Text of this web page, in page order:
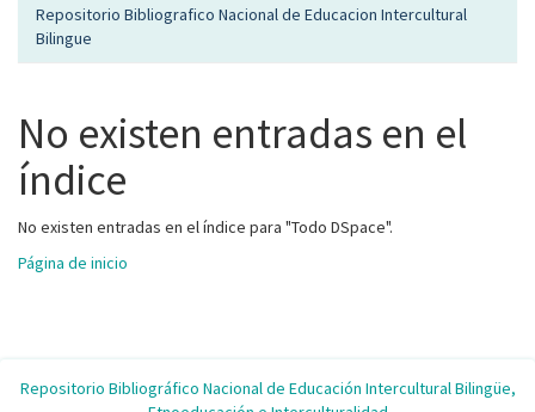
Repositorio Bibliografico Nacional de Educacion Intercultural
Bilingue
No existen entradas en el
índice
No existen entradas en el índice para "Todo DSpace".
Página de inicio
Repositorio Bibliográfico Nacional de Educación Intercultural Bilingüe,